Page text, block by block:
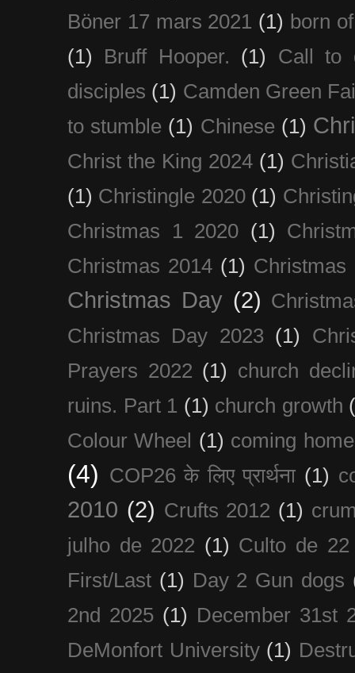
Böner 17 mars 2021 (1) born
(1)
Bruff Hooper. (1)
Call to
disciples (1) Camden Green
to stumble (1) Chinese (1)
Christ the King 2024 (1)
(1) Christingle 2020 (1)
Christmas 1 2020 (1)
Christmas 2014 (1) Christmas
Christmas Day (2)
Christmas Day 2023 (1)
Prayers 2022 (1) church
ruins. Part 1 (1) church growth
Colour Wheel
(1) coming
(4) COP26 के लिए प्रार्थना (1)
2010 (2) Crufts 2012 (1)
julho de 2022 (1) Culto de
First/Last (1) Day 2 Gun dogs
2nd 2025 (1) December 31st
DeMonfort University (1)